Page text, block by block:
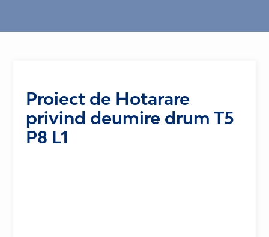
Proiect de Hotarare
privind deumire drum T5
P8 L1